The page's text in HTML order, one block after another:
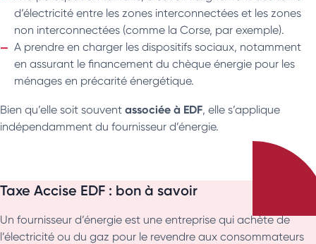
d’électricité entre les zones interconnectées et les zones
non interconnectées (comme la Corse, par exemple).
A prendre en charger les dispositifs sociaux, notamment
en assurant le financement du chèque énergie pour les
ménages en précarité énergétique.
Bien qu’elle soit souvent associée à EDF, elle s’applique
indépendamment du fournisseur d’énergie.
Taxe Accise EDF : bon à savoir
Un fournisseur d’énergie est une entreprise qui achète de
l’électricité ou du gaz pour le revendre aux consommateurs